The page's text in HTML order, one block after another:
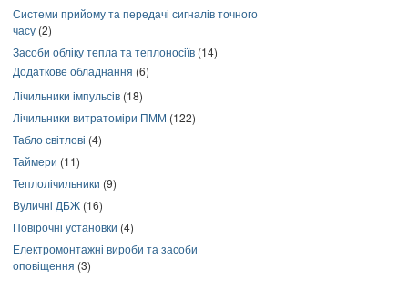
Системи прийому та передачі сигналів точного
часу (2)
Засоби обліку тепла та теплоносіїв (14)
Додаткове обладнання (6)
Лічильники імпульсів (18)
Лічильники витратоміри ПММ (122)
Табло світлові (4)
Таймери (11)
Теплолічильники (9)
Вуличні ДБЖ (16)
Повірочні установки (4)
Електромонтажні вироби та засоби
оповіщення (3)